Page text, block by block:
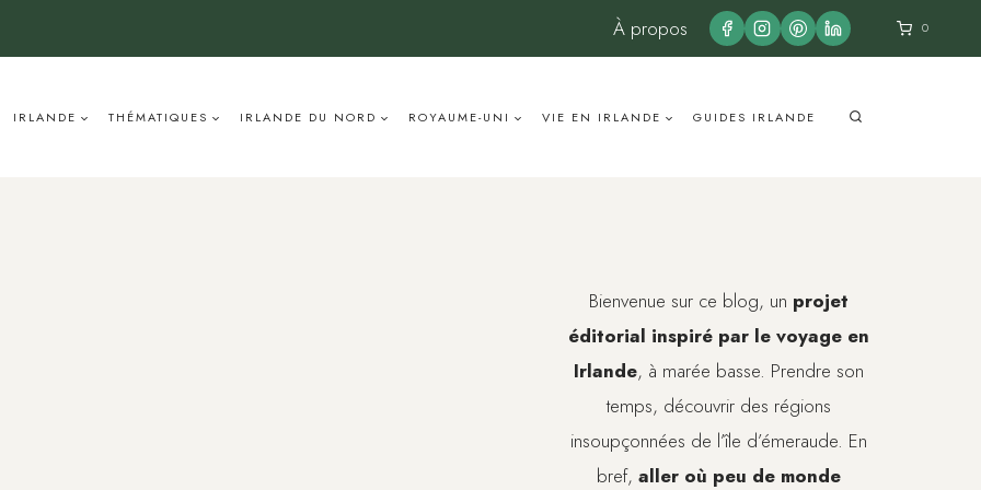
À propos 0
IRLANDE THÉMATIQUES IRLANDE DU NORD ROYAUME-UNI VIE EN IRLANDE GUIDES IRLANDE
Bienvenue sur ce blog, un projet
éditorial inspiré par le voyage en
Irlande, à marée basse. Prendre son
temps, découvrir des régions
insoupçonnées de l’île d’émeraude. En
bref, aller où peu de monde